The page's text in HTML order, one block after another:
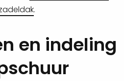
.
en indeling